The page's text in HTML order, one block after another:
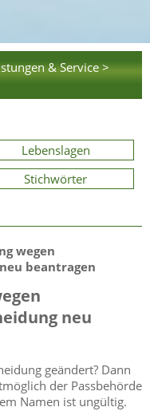
& Service >
Lebenslagen
Stichwörter
wegen
beantragen
neu
geändert? Dann
der Passbehörde
Namen ist ungültig.